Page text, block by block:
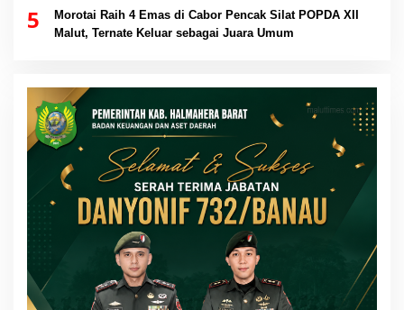
5
Morotai Raih 4 Emas di Cabor Pencak Silat POPDA XII
Malut, Ternate Keluar sebagai Juara Umum